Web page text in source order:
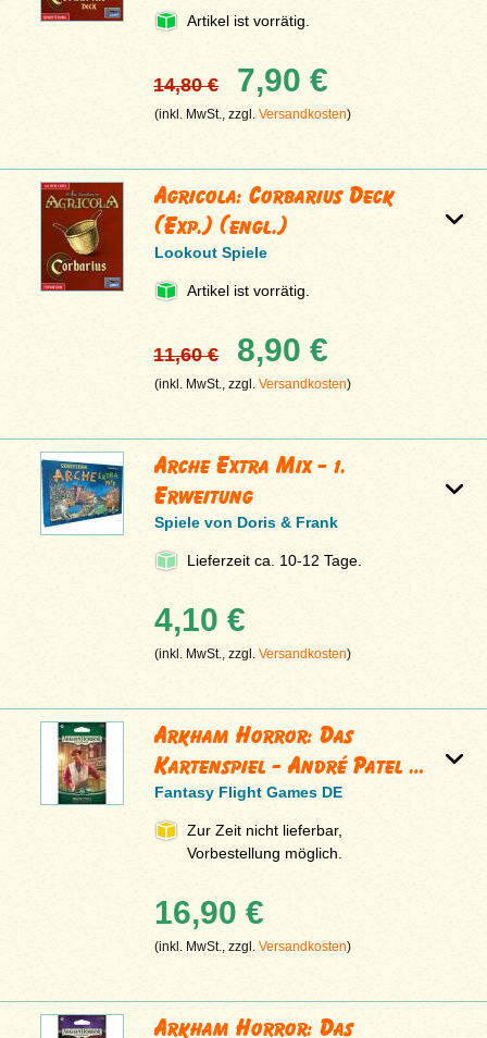
Artikel ist vorrätig.
14,80 € 7,90 €
(inkl. MwSt., zzgl.Versandkosten)
Agricola: Corbarius Deck
(Exp.) (engl.)
Lookout Spiele
Artikel ist vorrätig.
11,60 € 8,90 €
(inkl. MwSt., zzgl.Versandkosten)
Arche Extra Mix - 1.
Erweitung
Spiele von Doris & Frank
Lieferzeit ca. 10-12 Tage.
4,10 €
(inkl. MwSt., zzgl.Versandkosten)
Arkham Horror: Das
Kartenspiel - André Patel …
Fantasy Flight Games DE
Zur Zeit nicht lieferbar,
Vorbestellung möglich.
16,90 €
(inkl. MwSt., zzgl.Versandkosten)
Arkham Horror: Das